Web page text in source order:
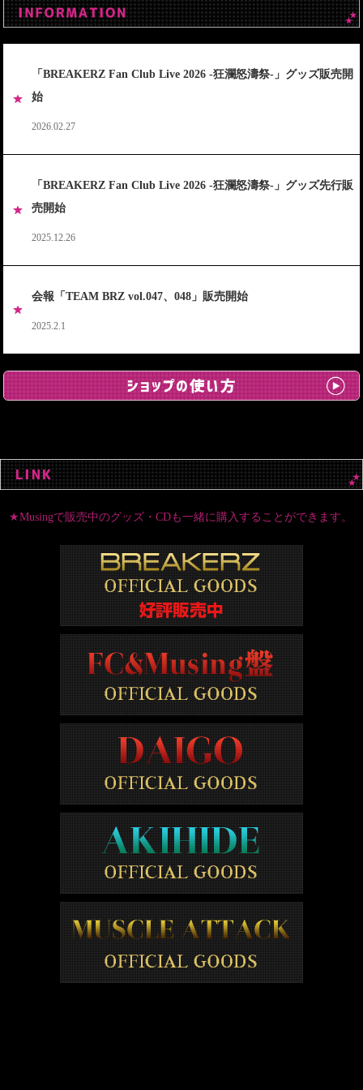
「BREAKERZ Fan Club Live 2026 -狂瀾怒濤祭-」グッズ販売開
始
2026.02.27
「BREAKERZ Fan Club Live 2026 -狂瀾怒濤祭-」グッズ先行販
売開始
2025.12.26
会報「TEAM BRZ vol.047、048」販売開始
2025.2.1
★Musingで販売中のグッズ・CDも一緒に購入することができます。